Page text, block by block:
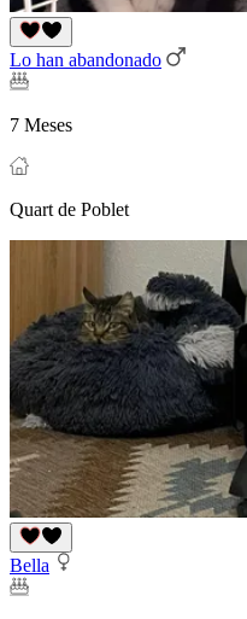
Lo han abandonado
7 Meses
Quart de Poblet
Bella